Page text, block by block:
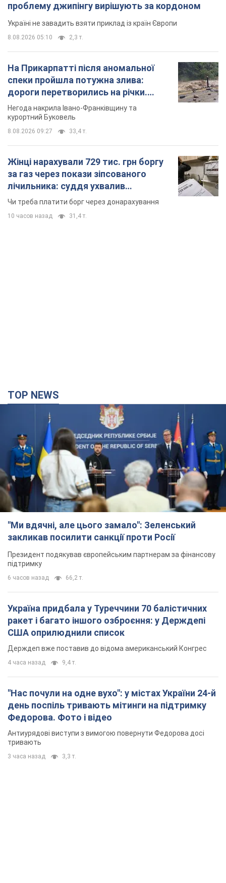
проблему джипінгу вирішують за кордоном
Україні не завадить взяти приклад із країн Європи
8.08.2026 05:10 2,3 т.
На Прикарпатті після аномальної
спеки пройшла потужна злива:
дороги перетворились на річки.
Відео
Негода накрила Івано-Франківщину та
курортний Буковель
8.08.2026 09:27 33,4 т.
Жінці нарахували 729 тис. грн боргу
за газ через покази зіпсованого
лічильника: суддя ухвалив
неочікуване рішення
Чи треба платити борг через донарахування
10 часов назад 31,4 т.
TOP NEWS
"Ми вдячні, але цього замало": Зеленський
закликав посилити санкції проти Росії
Президент подякував європейським партнерам за фінансову
підтримку
6 часов назад 66,2 т.
Україна придбала у Туреччини 70 балістичних
ракет і багато іншого озброєння: у Держдепі
США оприлюднили список
Держдеп вже поставив до відома американський Конгрес
4 часа назад 9,4 т.
"Нас почули на одне вухо": у містах України 24-й
день поспіль тривають мітинги на підтримку
Федорова. Фото і відео
Антиурядові виступи з вимогою повернути Федорова досі
тривають
3 часа назад 3,3 т.